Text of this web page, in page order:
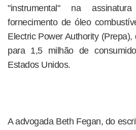
"instrumental" na
fornecimento de óleo
Electric Power Authority
para 1,5 milhão de
Estados Unidos.
A advogada Beth Fegan, do